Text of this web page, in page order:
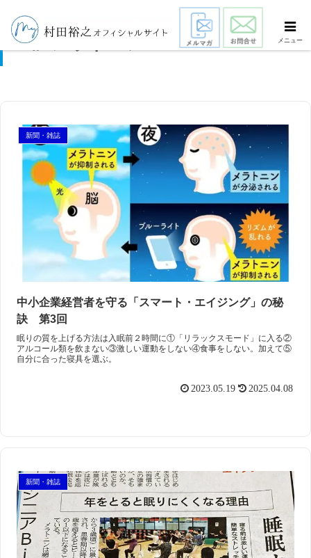
メラトニン
新聞・雑誌
中小企業経営者を守る「スマート・エイジング」の秘
訣 第3回
眠りの質を上げる方法は入眠前２時間に①「リラックスモード」に入る②
アルコール類を飲まない③激しい運動をしない④食事をしない。加えて⑤
自分に合った寝具を選ぶ。
2023.05.19 2025.04.08
新聞・雑誌
メニュー